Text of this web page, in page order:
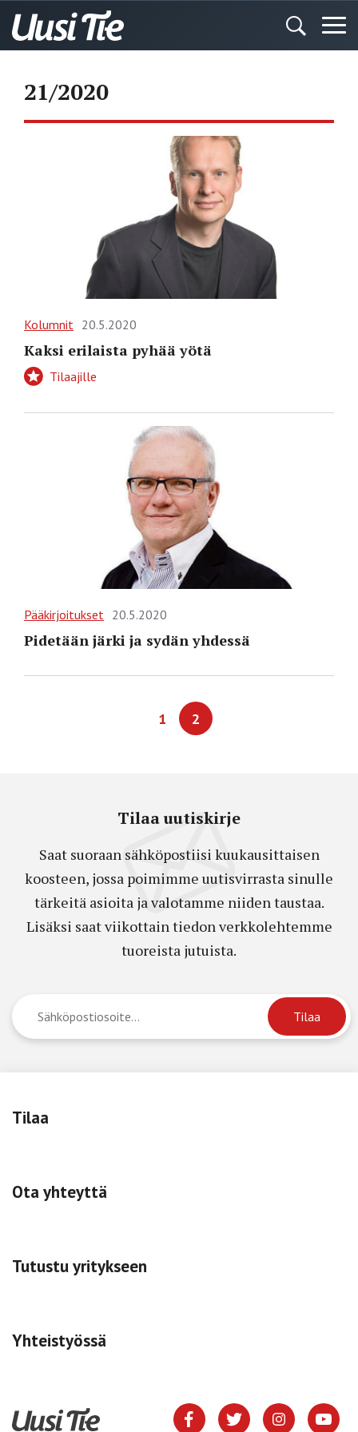
21/2020
Kolumnit 20.5.2020
Kaksi erilaista pyhää yötä
Tilaajille
Pääkirjoitukset 20.5.2020
Pidetään järki ja sydän yhdessä
1 2
Tilaa uutiskirje
Saat suoraan sähköpostiisi kuukausittaisen
koosteen, jossa poimimme uutisvirrasta sinulle
tärkeitä asioita ja valotamme niiden taustaa.
Lisäksi saat viikottain tiedon verkkolehtemme
tuoreista jutuista.
Tilaa
Ota yhteyttä
Tutustu yritykseen
Yhteistyössä